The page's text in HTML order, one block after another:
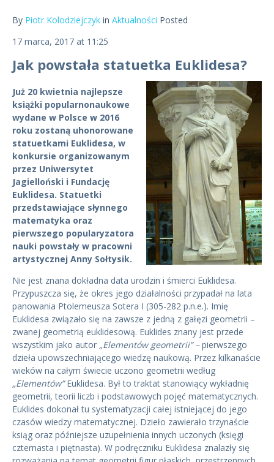
By Piotr Kolodziejczyk in Aktualności Posted
17 marca, 2017 at 11:25
Jak powstała statuetka Euklidesa?
Już 20 kwietnia najlepsze
książki popularnonaukowe
wydane w Polsce w 2016
roku zostaną uhonorowane
statuetkami Euklidesa, w
konkursie organizowanym
przez Uniwersytet
Jagielloński i Fundację
Euklidesa. Statuetki
przedstawiające słynnego
matematyka oraz
pierwszego popularyzatora
nauki powstały w pracowni
artystycznej Anny Sołtysik.
Nie jest znana dokładna data urodzin i śmierci Euklidesa.
Przypuszcza się, że okres jego działalności przypadał na lata
panowania Ptolemeusza Sotera I (305-282 p.n.e.). Imię
Euklidesa związało się na zawsze z jedną z gałęzi geometrii –
zwanej geometrią euklidesową. Euklides znany jest przede
wszystkim jako autor „Elementów geometrii” –pierwszego
dzieła upowszechniającego wiedzę naukową. Przez kilkanaście
wieków na całym świecie uczono geometrii według
„Elementów”Euklidesa. Był to traktat stanowiący wykładnię
geometrii, teorii liczb i podstawowych pojęć matematycznych.
Euklides dokonał tu systematyzacji całej istniejącej do jego
czasów wiedzy matematycznej. Dzieło zawierało trzynaście
ksiąg oraz późniejsze uzupełnienia innych uczonych (księgi
czternasta i piętnasta). W podręczniku Euklidesa znalazły się